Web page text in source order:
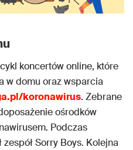
koncertów online, które
w domu oraz wsparcia
koronawirus. Zebrane
ośrodków
Podczas
Sorry Boys. Kolejna